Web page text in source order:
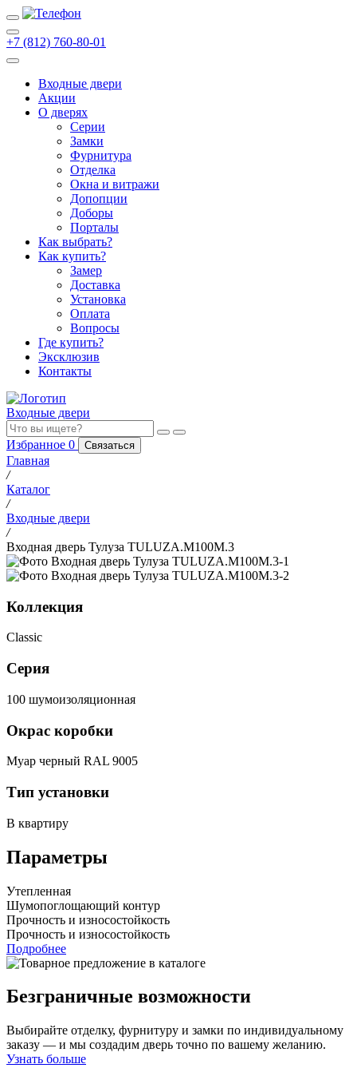
+7 (812) 760-80-01
Входные двери
Акции
О дверях
Cерии
Замки
Фурнитура
Отделка
Окна и витражи
Допопции
Доборы
Порталы
Как выбрать?
Как купить?
Замер
Доставка
Установка
Оплата
Вопросы
Где купить?
Эксклюзив
Контакты
Входные двери
Избранное 0 Связаться
Главная
/
Каталог
/
Входные двери
/
Входная дверь Тулуза TULUZA.M100M.3
Коллекция
Classic
Серия
100 шумоизоляционная
Окрас коробки
Муар черный RAL 9005
Тип установки
В квартиру
Параметры
Утепленная
Шумопоглощающий контур
Прочность и износостойкость
Прочность и износостойкость
Подробнее
Безграничные возможности
Выбирайте отделку, фурнитуру и замки по индивидуальному
заказу — и мы создадим дверь точно по вашему желанию.
Узнать больше